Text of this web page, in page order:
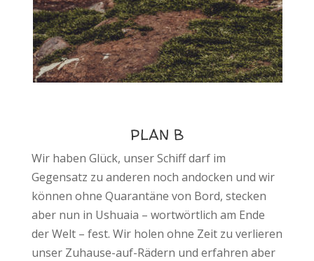
PLAN B
Wir haben Glück, unser Schiff darf im
Gegensatz zu anderen noch andocken und wir
können ohne Quarantäne von Bord, stecken
aber nun in Ushuaia – wortwörtlich am Ende
der Welt – fest. Wir holen ohne Zeit zu verlieren
unser Zuhause-auf-Rädern und erfahren aber